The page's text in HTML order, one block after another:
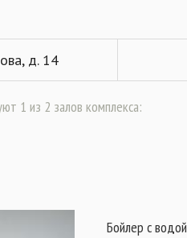
д. 14
1 из 2 залов комплекса:
Бойлер с водой